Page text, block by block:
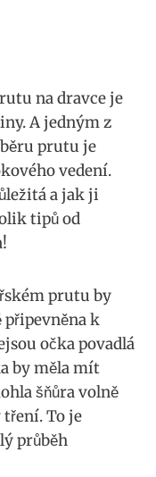
na dravce je
A jedným z
prutu je
⁤vedení.
a jak ji
tipů⁤ od
⁤prutu by
připevněna k
očka povadlá
by měla mít
šňůra ‌volně
To je
průběh